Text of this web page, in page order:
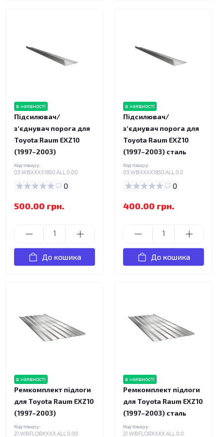
в наявності
Підсилювач/
зʼєднувач порога для
Toyota Raum EXZ10
(1997–2003)
Код товару:
03.WBXXXX1850.ALL.0.00
0
500.00 грн.
До кошика
в наявності
Підсилювач/
зʼєднувач порога для
Toyota Raum EXZ10
(1997–2003) сталь
Код товару:
03.WBXXXX1850.ALL.0.0
0
400.00 грн.
До кошика
в наявності
Ремкомплект підлоги
для Toyota Raum EXZ10
(1997–2003)
Код товару:
21.WBFLORXXXX.ALL.0.00
в наявності
Ремкомплект підлоги
для Toyota Raum EXZ10
(1997–2003) сталь
Код товару:
21.WBFLORXXXX.ALL.0.0